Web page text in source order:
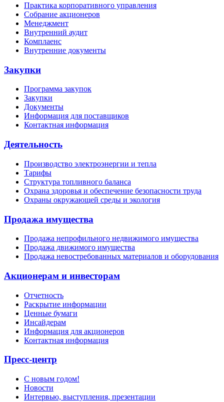
Практика корпоративного управления
Собрание акционеров
Менеджмент
Внутренний аудит
Комплаенс
Внутренние документы
Закупки
Программа закупок
Закупки
Документы
Информация для поставщиков
Контактная информация
Деятельность
Производство электроэнергии и тепла
Тарифы
Структура топливного баланса
Охрана здоровья и обеспечение безопасности труда
Охраны окружающей среды и экология
Продажа имущества
Продажа непрофильного недвижимого имущества
Продажа движимого имущества
Продажа невостребованных материалов и оборудования
Акционерам и инвесторам
Отчетность
Раскрытие информации
Ценные бумаги
Инсайдерам
Информация для акционеров
Контактная информация
Пресс-центр
С новым годом!
Новости
Интервью, выступления, презентации